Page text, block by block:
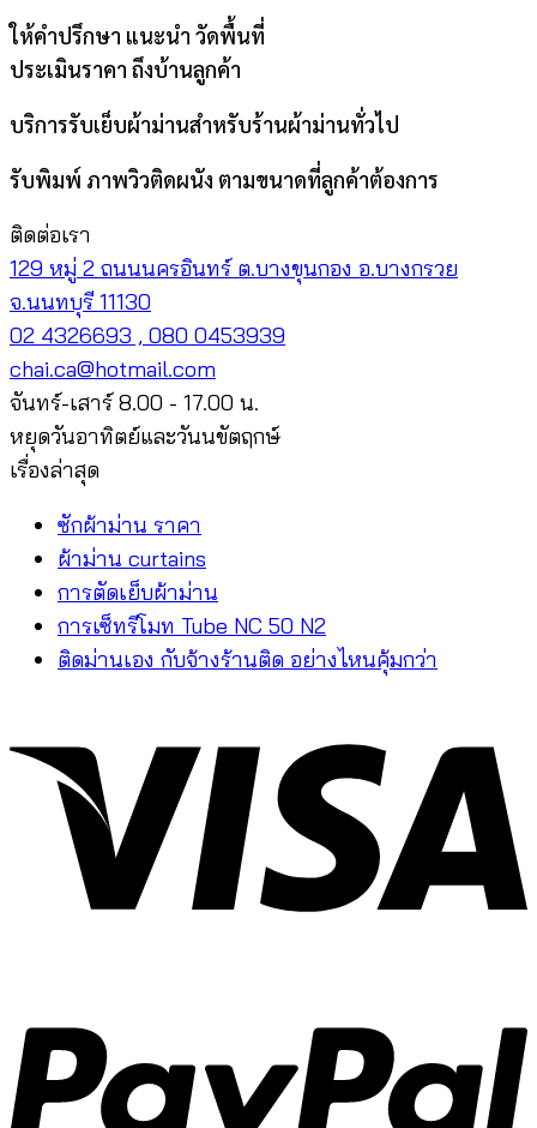
ให้คำปรึกษา แนะนำ วัดพื้นที่
ประเมินราคา ถึงบ้านลูกค้า
บริการรับเย็บผ้าม่านสำหรับร้านผ้าม่านทั่วไป
รับพิมพ์ ภาพวิวติดผนัง ตามขนาดที่ลูกค้าต้องการ
ติดต่อเรา
129 หมู่ 2 ถนนนครอินทร์ ต.บางขุนกอง อ.บางกรวย
จ.นนทบุรี 11130
02 4326693 , 080 0453939
chai.ca@hotmail.com
จันทร์-เสาร์ 8.00 - 17.00 น.
หยุดวันอาทิตย์และวันนขัตฤกษ์
เรื่องล่าสุด
ซักผ้าม่าน ราคา
ผ้าม่าน curtains
การตัดเย็บผ้าม่าน
การเซ็ทรีโมท Tube NC 50 N2
ติดม่านเอง กับจ้างร้านติด อย่างไหนคุ้มกว่า